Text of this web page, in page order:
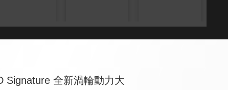
Signature 全新渦輪動力大